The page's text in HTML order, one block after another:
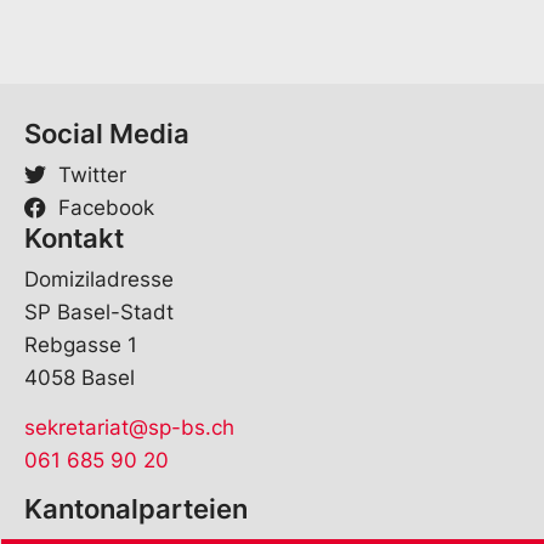
Social Media
Twitter
Facebook
Kontakt
Domiziladresse
SP Basel-Stadt
Rebgasse 1
4058 Basel
sekretariat@sp-bs.ch
061 685 90 20
Kantonalparteien